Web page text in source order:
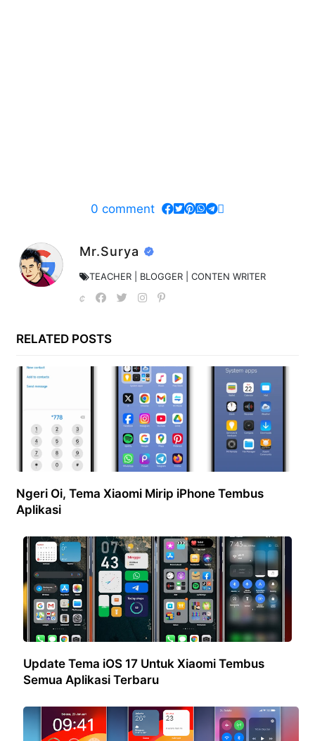
0 comment
Mr.Surya
TEACHER | BLOGGER | CONTEN WRITER
RELATED POSTS
Ngeri Oi, Tema Xiaomi Mirip iPhone Tembus
Aplikasi
Update Tema iOS 17 Untuk Xiaomi Tembus
Semua Aplikasi Terbaru